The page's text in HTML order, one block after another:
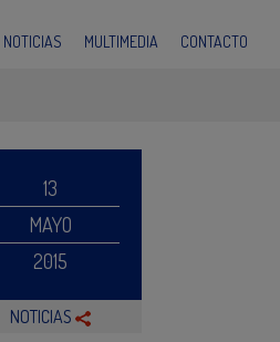
NOTICIAS MULTIMEDIA CONTACTO
13
MAYO
2015
NOTICIAS